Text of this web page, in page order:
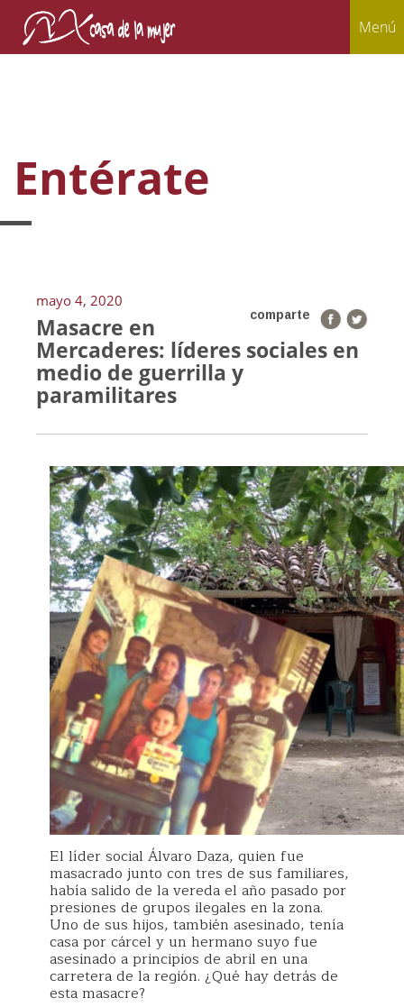
Menú
Entérate
mayo 4, 2020
comparte
Masacre en
Mercaderes: líderes sociales en
medio de guerrilla y
paramilitares
El líder social Álvaro Daza, quien fue
masacrado junto con tres de sus familiares,
había salido de la vereda el año pasado por
presiones de grupos ilegales en la zona.
Uno de sus hijos, también asesinado, tenía
casa por cárcel y un hermano suyo fue
asesinado a principios de abril en una
carretera de la región. ¿Qué hay detrás de
esta masacre?